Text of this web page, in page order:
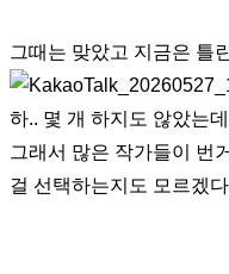
그때는 맞았고 지금은 틀
하.. 몇 개 하지도 않았는
그래서 많은 작가들이 번
걸 선택하는지도 모르겠